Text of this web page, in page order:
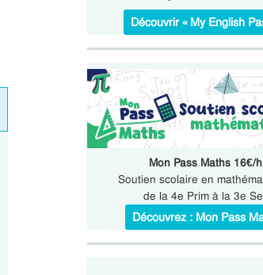
Découvrir « My English
Mon Pass Maths 16€/h
Soutien scolaire en
de la 4e Prim à la 3e
Découvrez : Mon Pass